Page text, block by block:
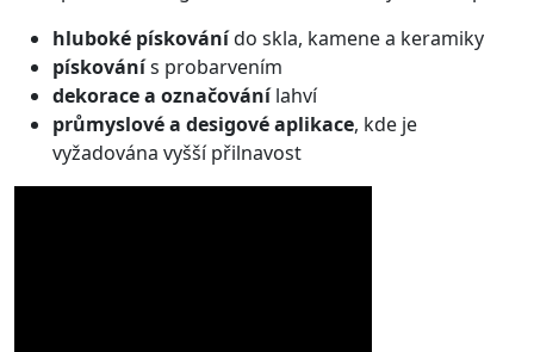
hluboké pískovánído skla, kamene a keramiky
pískovánís probarvením
dekorace a označovánílahví
průmyslové a desigové aplikace, kde je
vyžadována vyšší přilnavost